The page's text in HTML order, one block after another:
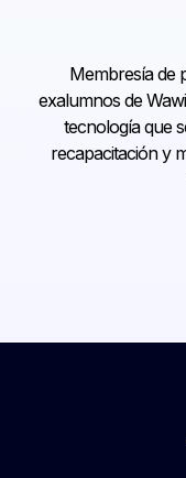
Membresía de
exalumnos de
tecnología que
recapacitación y